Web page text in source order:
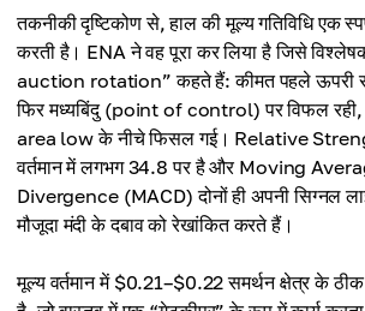
तकनीकी दृष्टिकोण से, हाल की मूल्य गतिविधि एक
करती है। ENA ने वह पूरा कर लिया है जिसे
auction rotation” कहते हैं: कीमत पहले ऊपरी
फिर मध्यबिंदु (point of control) पर विफल
area low के नीचे फिसल गई। Relative
वर्तमान में लगभग 34.8 पर है और Moving
Divergence (MACD) दोनों ही अपनी सिग्नल
मौजूदा मंदी के दबाव को रेखांकित करते हैं।
मूल्य वर्तमान में $0.21–$0.22 समर्थन क्षेत्र के